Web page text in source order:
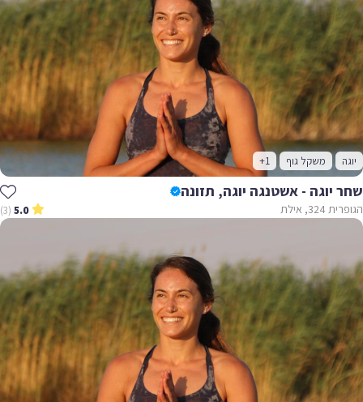
יוגה משקל גוף +1
שחר יוגה - אשטנגה יוגה, תזונה
הגופרית 324, אילת 5.0
(3)